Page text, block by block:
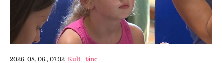
2026. 08. 06., 07:32 Kult, tánc